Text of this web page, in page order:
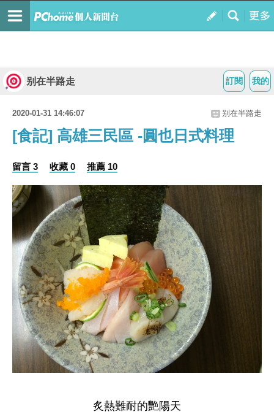
我的
訂閱
别在半路走
2020-01-31 14:46:07 别在半路走
[食記] 高雄三民區 -圓也日式料理
留言 3 收藏 0 推薦 10
炙熱難耐的艷陽天